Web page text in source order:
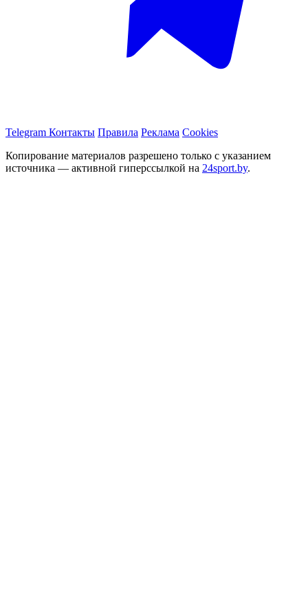
Telegram Контакты Правила Реклама Cookies
Копирование материалов разрешено только с указанием
источника — активной гиперссылкой на 24sport.by.